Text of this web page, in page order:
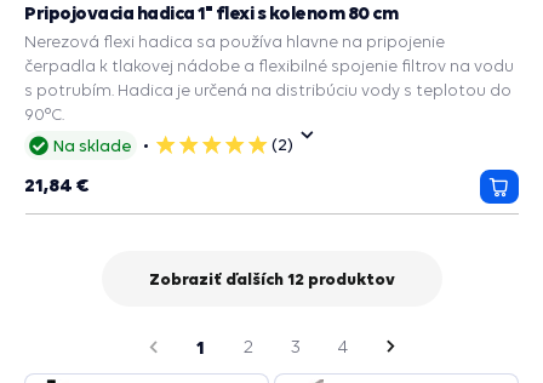
Na sklade
5
(2)
Pripojovacia hadica 1" flexi s kolenom 80 cm
Nerezová flexi hadica sa používa hlavne na pripojenie
čerpadla k tlakovej nádobe a flexibilné spojenie filtrov na vodu
s potrubím. Hadica je určená na distribúciu vody s teplotou do
90°C.
21,84 €
do
Zobraziť ďalších 12 produktov
1 2 3 4
Nasledujúca